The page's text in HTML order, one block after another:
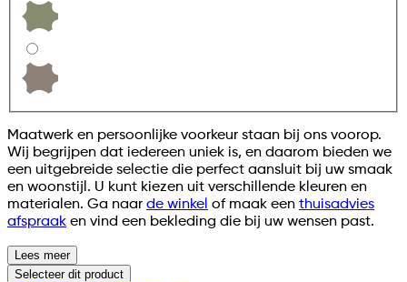
Maatwerk en persoonlijke voorkeur staan bij ons voorop.
Wij begrijpen dat iedereen uniek is, en daarom bieden we
een uitgebreide selectie die perfect aansluit bij uw smaak
en woonstijl. U kunt kiezen uit verschillende kleuren en
materialen. Ga naar de winkel of maak een thuisadvies
afspraak en vind een bekleding die bij uw wensen past.
Lees meer
Selecteer dit product